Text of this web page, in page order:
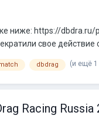
ниже: https://
свое действие
dbdrag (и ещё 1
Racing Russia